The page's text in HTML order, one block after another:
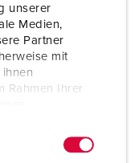
unserer
Medien,
Partner
mit
Rahmen Ihrer